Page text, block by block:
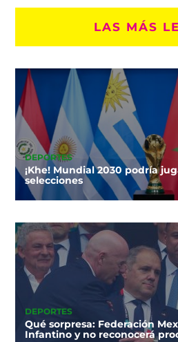
LAS MÁS
DEPORTES
¡Khe! Mundial 2030 podría
selecciones
DEPORTES
Qué sorpresa: Federación
Infantino y no reconocerá